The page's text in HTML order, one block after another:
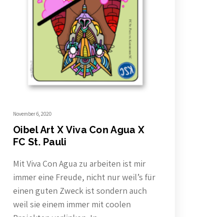
November 6, 2020
Oibel Art X Viva Con Agua X
FC St. Pauli
Mit Viva Con Agua zu arbeiten ist mir
immer eine Freude, nicht nur weil’s für
einen guten Zweck ist sondern auch
weil sie einem immer mit coolen